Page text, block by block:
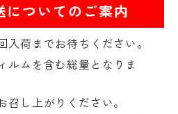
についてのご案内
入荷までお待ちください。
ルムを含む総量となりま
召し上がりください。